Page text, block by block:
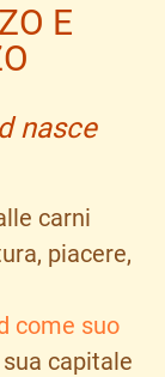
E
nasce
carni
piacere,
come suo
capitale